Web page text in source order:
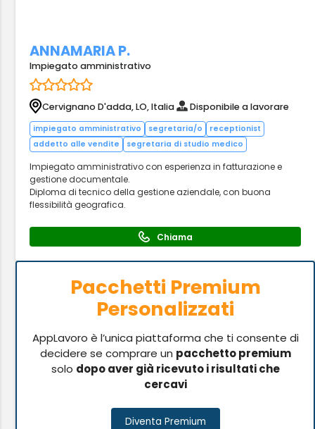
ANNAMARIA P.
Impiegato amministrativo
Cervignano D'adda, LO, Italia Disponibile a lavorare
impiegato amministrativo segretaria/o
receptionist
addetto alle vendite
segretaria di studio medico
Impiegato amministrativo con esperienza in fatturazione e
gestione documentale.
Diploma di tecnico della gestione aziendale, con buona
flessibilità geografica.
Chiama
Pacchetti Premium
Personalizzati
AppLavoro è l’unica piattaforma che ti consente di
decidere se comprare un pacchetto premium
solo dopo aver già ricevuto i risultati che
cercavi
Diventa Premium